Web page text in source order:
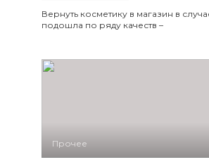
Вернуть косметику в магазин в
подошла по ряду качеств –
Прочее